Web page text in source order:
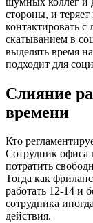
стороны, и
контактировать
скатыванием в
выделять время на
подходит для
Слияние
времени
Кто
Сотрудник офиса
потратить
Тогда как
работать 12-14 и
сотрудника
действия.